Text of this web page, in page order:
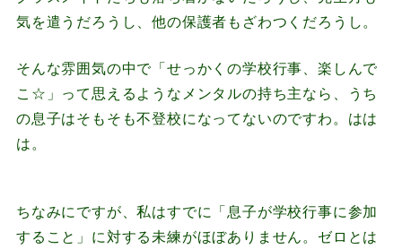
気を遣うだろうし、他の保護者もざわつくだろうし。
そんな雰囲気の中で「せっかくの学校行事、楽しんで
こ☆」って思えるようなメンタルの持ち主なら、うち
の息子はそもそも不登校になってないのですわ。はは
は。
ちなみにですが、私はすでに「息子が学校行事に参加
すること」に対する未練がほぼありません。ゼロとは